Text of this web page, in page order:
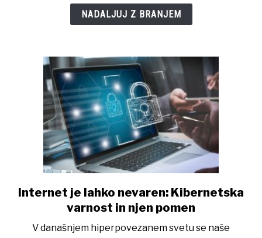
NADALJUJ Z BRANJEM
link
to
je
Internet je lahko nevaren: Kibernetska
varnost in njen pomen
V današnjem hiperpovezanem svetu se naše